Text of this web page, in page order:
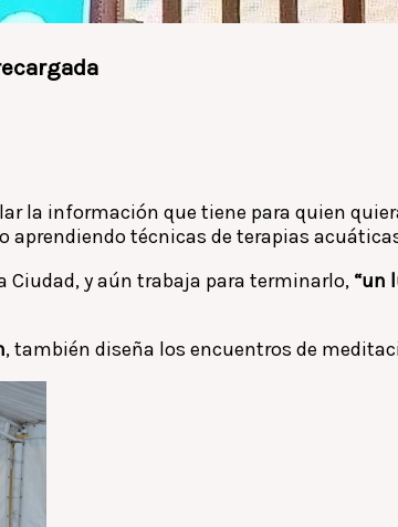
la información que tiene para quien
aprendiendo técnicas de terapias
Ciudad, y aún trabaja para terminarlo, “un
, también diseña los encuentros de